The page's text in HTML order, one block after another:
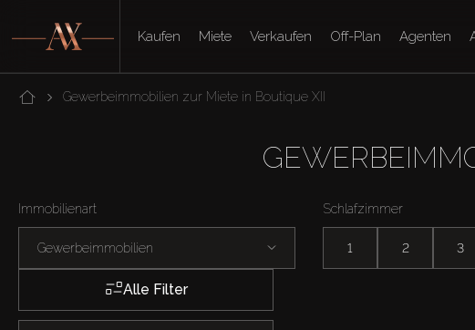
Kaufen Miete Verkaufen Off-Plan Agenten
Gewerbeimmobilien zur Miete in Boutique XII
Immobilienart
Gewerbeimmobilien
Schlafzimmer
1 2 3
Alle Filter